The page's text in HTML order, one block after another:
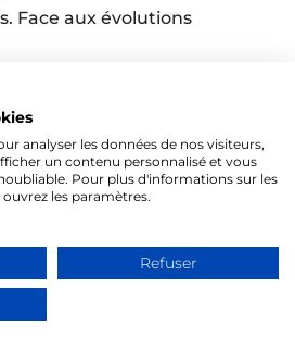
Face aux évolutions
-CGV
analyser les données de nos visiteurs,
un contenu personnalisé et vous
Pour plus d'informations sur les
les paramètres.
Refuser